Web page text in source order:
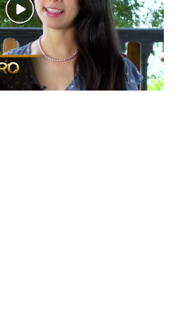
Play Video